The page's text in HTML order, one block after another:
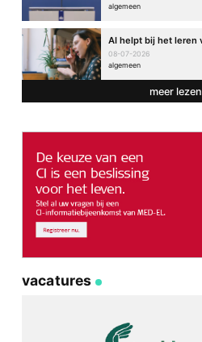
algemeen
AI helpt bij het leren
08-07-2026
algemeen
meer lezen
vacatures